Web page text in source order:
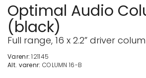
Optimal Audio
(black)
Full range, 16 x 2.2” driver
Varenr:121145
Alt. varenr: COLUMN 16-B